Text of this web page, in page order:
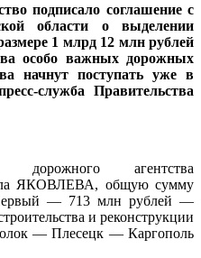
подписало соглашение с
области о выделении
1 млрд 12 млн рублей
особо важных дорожных
начнут поступать уже в
служба Правительства
агентства
ЯКОВЛЕВА, общую сумму
Первый — 713 млн рублей —
и реконструкции
— Плесецк — Каргополь